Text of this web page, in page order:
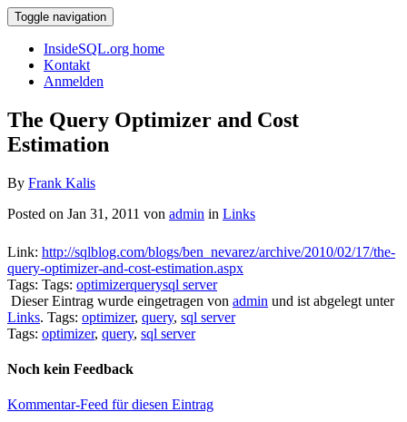
Toggle navigation
InsideSQL.org home
Kontakt
Anmelden
The Query Optimizer and Cost
Estimation
By Frank Kalis
Posted on Jan 31, 2011 von admin in Links
Link: http://sqlblog.com/blogs/ben_nevarez/archive/2010/02/17/the-
query-optimizer-and-cost-estimation.aspx
Tags: Tags: optimizerquerysql server
Dieser Eintrag wurde eingetragen von admin und ist abgelegt unter
Links. Tags: optimizer, query, sql server
Tags: optimizer, query, sql server
Noch kein Feedback
Kommentar-Feed für diesen Eintrag